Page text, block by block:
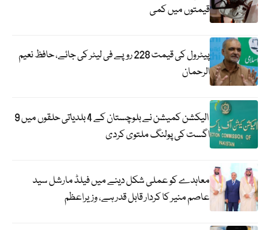
قیمتوں میں کمی
پیٹرول کی قیمت 228 روپے فی لیٹر کی جائے، حافظ نعیم
الرحمان
الیکشن کمیشن نے بلوچستان کے 4 بلدیاتی حلقوں میں 9
اگست کی پولنگ ملتوی کردی
معاہدے کو عملی شکل دینے میں فیلڈ مارشل سید
عاصم منیر کا کردار قابل قدر ہے، وزیراعظم